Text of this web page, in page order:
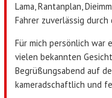
Lama, Rantanplan,
Fahrer zuverlässig
Für mich persönlich war
vielen bekannten
Begrüßungsabend auf
kameradschaftlich und